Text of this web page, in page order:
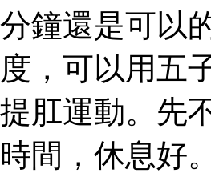
分鐘還是可以
度，可以用五
提肛運動。先
時間，休息好